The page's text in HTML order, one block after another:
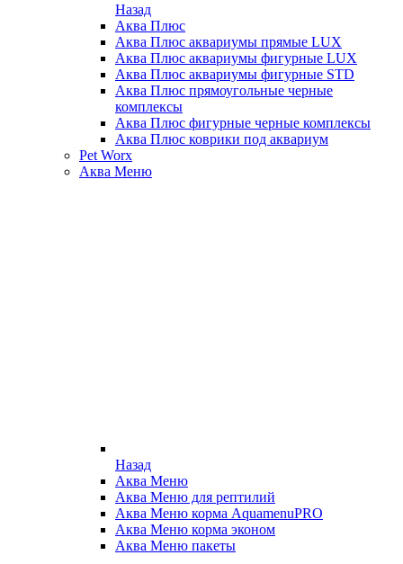
Назад
Аква Плюс
Аква Плюс аквариумы прямые LUX
Аква Плюс аквариумы фигурные LUX
Аква Плюс аквариумы фигурные STD
Аква Плюс прямоугольные черные
комплексы
Аква Плюс фигурные черные комплексы
Аква Плюс коврики под аквариум
Pet Worx
Аква Меню
Назад
Аква Меню
Аква Меню для рептилий
Аква Меню корма AquamenuPRO
Аква Меню корма эконом
Аква Меню пакеты